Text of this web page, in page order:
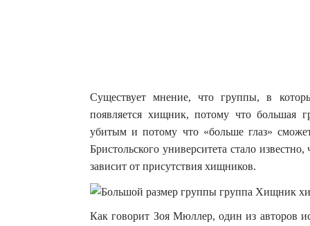
Существует мнение, что группы, в
появляется хищник, потому что большая
убитым и потому что «больше глаз»
Бристольского университета стало
зависит от присутствия хищников.
Как говорит Зоя Мюллер, один из авторов